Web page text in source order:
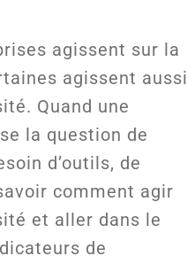
agissent sur la
agissent aussi
Quand une
la question de
d’outils, de
comment agir
et aller dans le
de